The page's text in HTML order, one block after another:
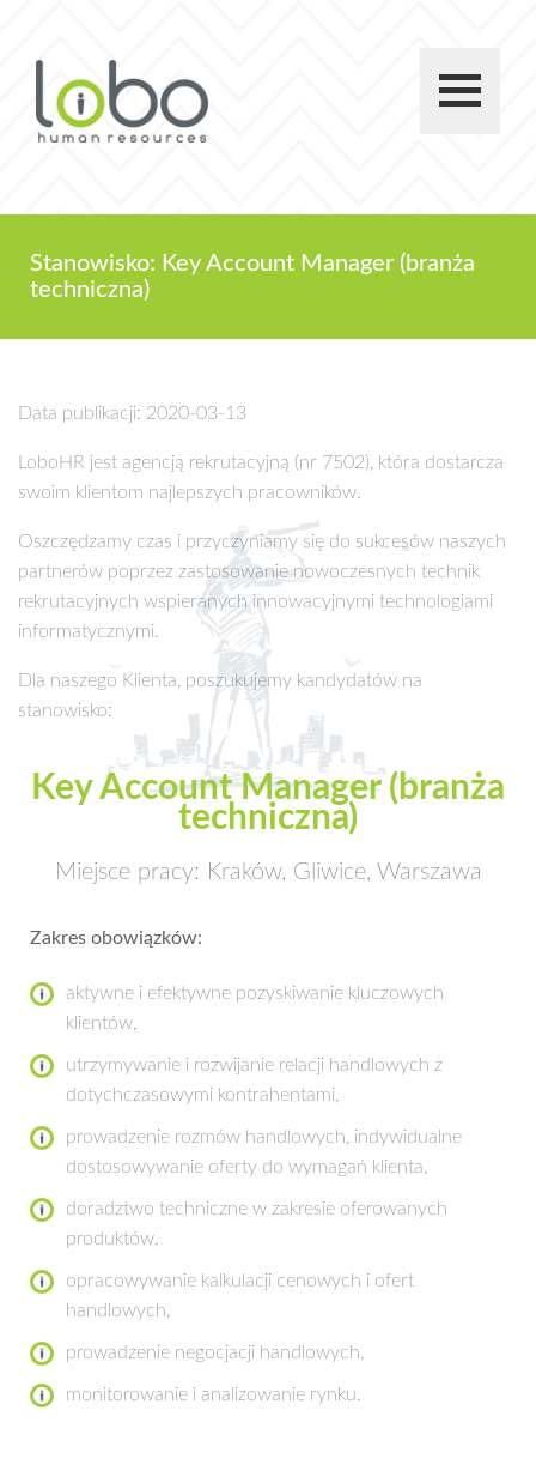
Stanowisko: Key Account Manager (branża
techniczna)
Data publikacji: 2020-03-13
LoboHR jest agencją rekrutacyjną (nr 7502), która dostarcza
swoim klientom najlepszych pracowników.
Oszczędzamy czas i przyczyniamy się do sukcesów naszych
partnerów poprzez zastosowanie nowoczesnych technik
rekrutacyjnych wspieranych innowacyjnymi technologiami
informatycznymi.
Dla naszego Klienta, poszukujemy kandydatów na
stanowisko:
Key Account Manager (branża
techniczna)
Miejsce pracy: Kraków, Gliwice, Warszawa
Zakres obowiązków:
aktywne i efektywne pozyskiwanie kluczowych
klientów,
utrzymywanie i rozwijanie relacji handlowych z
dotychczasowymi kontrahentami,
prowadzenie rozmów handlowych, indywidualne
dostosowywanie oferty do wymagań klienta,
doradztwo techniczne w zakresie oferowanych
produktów,
opracowywanie kalkulacji cenowych i ofert
handlowych,
prowadzenie negocjacji handlowych,
monitorowanie i analizowanie rynku.